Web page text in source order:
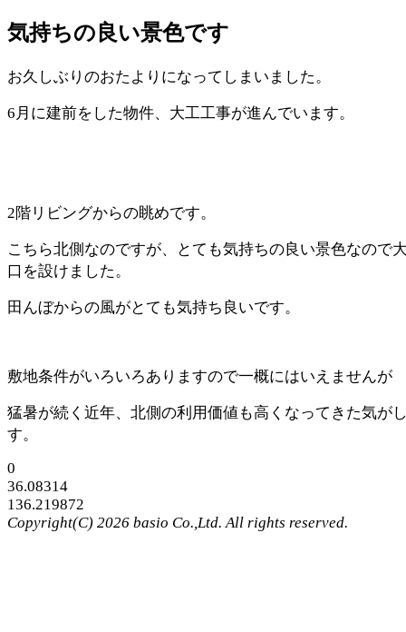
気持ちの良い景色です
お久しぶりのおたよりになってしまいました。
6月に建前をした物件、大工工事が進んでいます。
2階リビングからの眺めです。
こちら北側なのですが、とても気持ちの良い景色なので
口を設けました。
田んぼからの風がとても気持ち良いです。
敷地条件がいろいろありますので一概にはいえませんが
猛暑が続く近年、北側の利用価値も高くなってきた気が
す。
0
36.08314
136.219872
Copyright(C) 2026 basio Co.,Ltd. All rights reserved.